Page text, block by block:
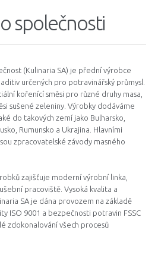
společnosti
(Kulinaria SA) je přední výrobce
určených pro potravinářský průmysl.
kořenící směsi pro různé druhy masa,
sušené zeleniny. Výrobky dodáváme
do takových zemí jako Bulharsko,
Rumunsko a Ukrajina. Hlavními
zpracovatelské závody masného
zajišťuje moderní výrobní linka,
pracoviště. Vysoká kvalita a
SA je dána provozem na základě
ISO 9001 a bezpečnosti potravin FSSC
zdokonalování všech procesů